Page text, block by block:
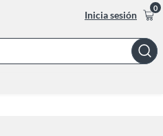
Inicia sesión
0
Bar